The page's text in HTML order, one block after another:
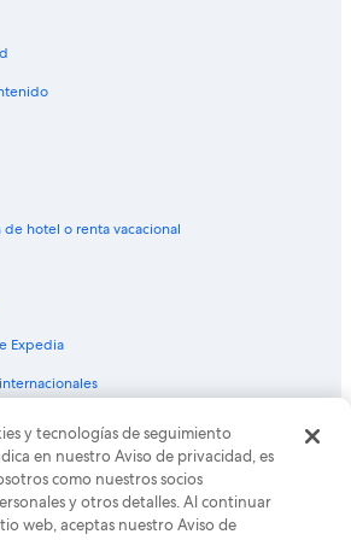
(MEX) a Calgary (YYC)
a Calgary (YYC)
de Nueva York (NYC) a Calgary
a Calgary (YYC)
a Calgary (YYC)
a Calgary (YYC)
hotel o renta vacacional
Expedia
empresa de Expedia Group. Todos los
y el logo de Expedia son marcas
de Expedia, Inc. CST# 2029030-50.
y tecnologías de seguimiento
en nuestro Aviso de privacidad, es
como nuestros socios
y otros detalles. Al continuar
web, aceptas nuestro Aviso de